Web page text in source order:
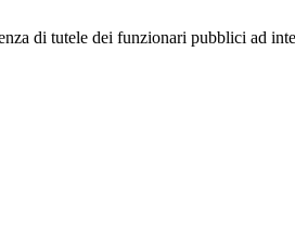
di tutele dei funzionari pubblici ad